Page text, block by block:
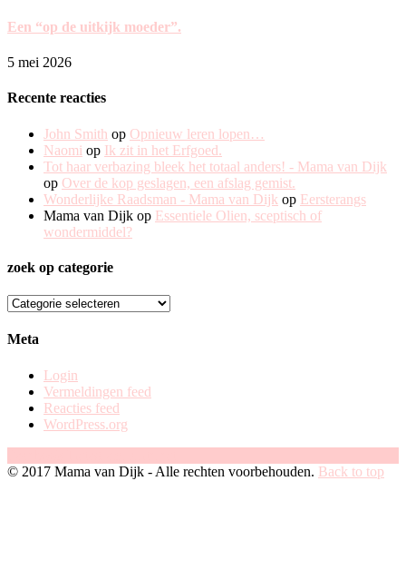
Een “op de uitkijk moeder”.
5 mei 2026
Recente reacties
John Smith op Opnieuw leren lopen…
Naomi op Ik zit in het Erfgoed.
Tot haar verbazing bleek het totaal anders! - Mama van Dijk
op Over de kop geslagen, een afslag gemist.
Wonderlijke Raadsman - Mama van Dijk op Eersterangs
Mama van Dijk op Essentiele Olien, sceptisch of
wondermiddel?
zoek op categorie
zoek
categorie
Meta
Login
Vermeldingen feed
Reacties feed
WordPress.org
© 2017 Mama van Dijk - Alle rechten voorbehouden. Back to top